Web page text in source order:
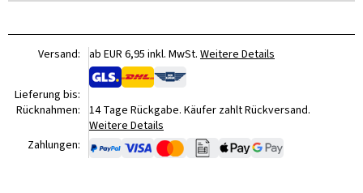
Versand: ab EUR 6,95 inkl. MwSt. Weitere Details
Lieferung bis:
Rücknahmen: 14 Tage Rückgabe. Käufer zahlt Rückversand.
Weitere Details
Zahlungen: